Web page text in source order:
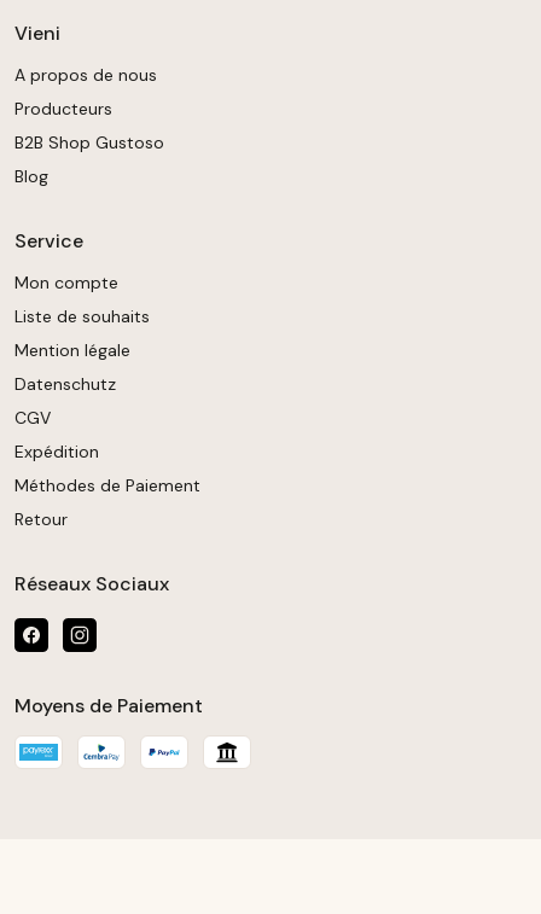
Vieni
A propos de nous
Producteurs
B2B Shop Gustoso
Blog
Service
Mon compte
Liste de souhaits
Mention légale
Datenschutz
CGV
Expédition
Méthodes de Paiement
Retour
Réseaux Sociaux
Moyens de Paiement